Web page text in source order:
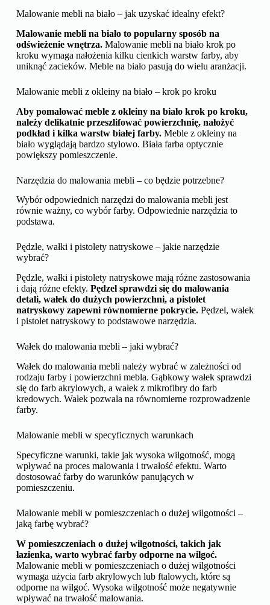
Malowanie mebli na biało – jak uzyskać idealny efekt?
Malowanie mebli na biało to popularny sposób na
odświeżenie wnętrza.Malowanie mebli na biało krok po
kroku wymaga nałożenia kilku cienkich warstw farby, aby
uniknąć zacieków. Meble na biało pasują do wielu aranżacji.
Malowanie mebli z okleiny na biało – krok po kroku
Aby pomalować meble z okleiny na biało krok po kroku,
należy delikatnie przeszlifować powierzchnię, nałożyć
podkład i kilka warstw białej farby.Meble z okleiny na
biało wyglądają bardzo stylowo. Biała farba optycznie
powiększy pomieszczenie.
Narzędzia do malowania mebli – co będzie potrzebne?
Wybór odpowiednich narzędzi do malowania mebli jest
równie ważny, co wybór farby. Odpowiednie narzędzia to
podstawa.
Pędzle, wałki i pistolety natryskowe – jakie narzędzie
wybrać?
Pędzle, wałki i pistolety natryskowe mają różne zastosowania
i dają różne efekty. Pędzel sprawdzi się do malowania
detali, wałek do dużych powierzchni, a pistolet
natryskowy zapewni równomierne pokrycie.Pędzel, wałek
i pistolet natryskowy to podstawowe narzędzia.
Wałek do malowania mebli – jaki wybrać?
Wałek do malowania mebli należy wybrać w zależności od
rodzaju farby i powierzchni mebla. Gąbkowy wałek sprawdzi
się do farb akrylowych, a wałek z mikrofibry do farb
kredowych. Wałek pozwala na równomierne rozprowadzenie
farby.
Malowanie mebli w specyficznych warunkach
Specyficzne warunki, takie jak wysoka wilgotność, mogą
wpływać na proces malowania i trwałość efektu. Warto
dostosować farby do warunków panujących w
pomieszczeniu.
Malowanie mebli w pomieszczeniach o dużej wilgotności –
jaką farbę wybrać?
W pomieszczeniach o dużej wilgotności, takich jak
łazienka, warto wybrać farby odporne na wilgoć.
Malowanie mebli w pomieszczeniach o dużej wilgotności
wymaga użycia farb akrylowych lub ftalowych, które są
odporne na wilgoć. Wysoka wilgotność może negatywnie
wpływać na trwałość malowania.